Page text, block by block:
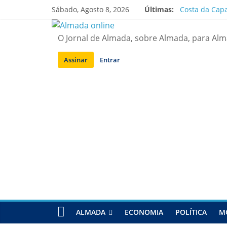
Sábado, Agosto 8, 2026 Últimas:
Costa da
Laranjeiro |
Ponte 25 de
O Jornal de Almada, sobre Almada, para
Assinar Entrar
ALMADA ECONOMIA POLÍTICA